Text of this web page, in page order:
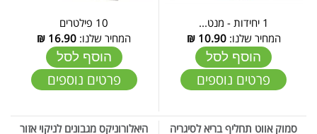
1 יחידות - מנט...
המחיר שלנו:10.90
₪
הוסף לסל
פרטים נוספים
10 פילטרים
המחיר שלנו: 16.90
₪
הוסף לסל
פרטים נוספים
סמוק אווט תחליף בריא לסיגריה
היאלורוניקס מגבונים לניקוי אזור